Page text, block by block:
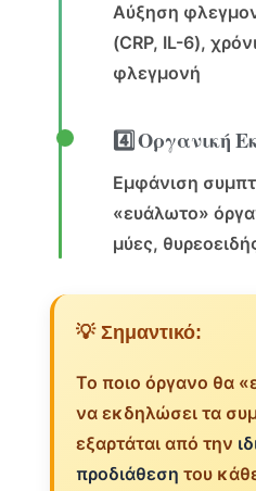
Αύξηση
(CRP, IL-6),
φλεγμονή
4️⃣ Οργανική
Εμφάνιση
«ευάλωτο»
μύες,
💡 Σημαντικό:
Το ποιο όργανο θα
να εκδηλώσει τα
εξαρτάται από την
προδιάθεση του